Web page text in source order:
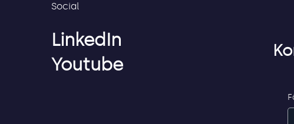
Privacy first-
tjänstelegitimation för
anställda, partners och
Social
LinkedIn
Youtube